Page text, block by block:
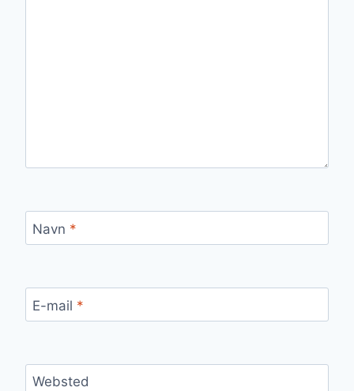
Navn *
E-mail *
Websted